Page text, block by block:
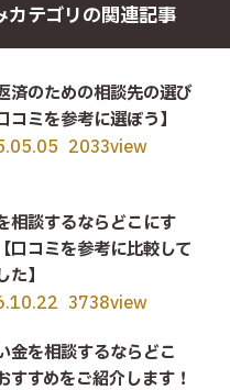
カテゴリの関連記事
済のための相談先の選び
コミを参考に選ぼう】
2033view
相談するならどこにす
口コミを参考に比較して
た】
3738view
金を相談するならどこ
すすめをご紹介します！